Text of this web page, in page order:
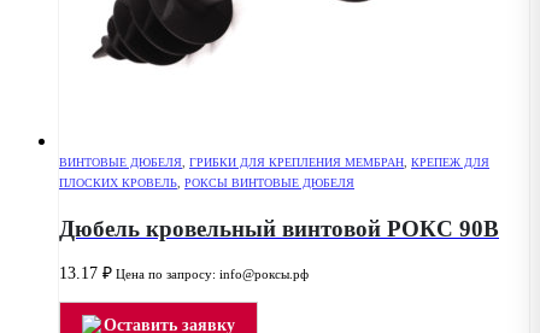
ВИНТОВЫЕ ДЮБЕЛЯ, ГРИБКИ ДЛЯ КРЕПЛЕНИЯ МЕМБРАН, КРЕПЕЖ ДЛЯ
ПЛОСКИХ КРОВЕЛЬ, РОКСЫ ВИНТОВЫЕ ДЮБЕЛЯ
Дюбель кровельный винтовой РОКС 90В
13.17 ₽ Цена по запросу: info@роксы.рф
Оставить заявку